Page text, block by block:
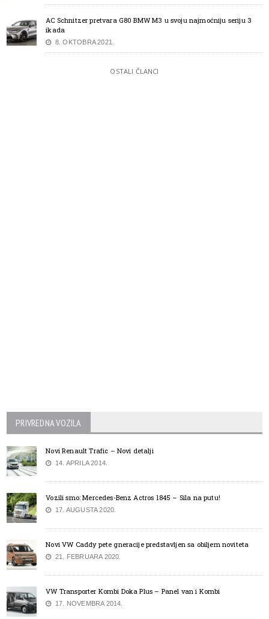
AC Schnitzer pretvara G80 BMW M3 u svoju najmoćniju seriju 3
ikada
8. OKTOBRA 2021.
OSTALI ČLANCI
PRIVREDNA VOZILA
Novi Renault Trafic – Novi detalji
14. APRILA 2014.
Vozili smo: Mercedes-Benz Actros 1845 – Sila na putu!
17. AUGUSTA 2020.
Novi VW Caddy pete gneracije predstavljen sa obiljem noviteta
21. FEBRUARA 2020.
VW Transporter Kombi Doka Plus – Panel van i Kombi
17. NOVEMBRA 2014.